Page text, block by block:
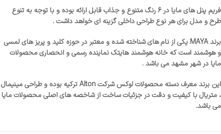
فریم پنل های مایا در 6 رنگ متنوع و جذاب قابل ارائه بوده و با توجه به تنوع
طرح و مدل برای هر نوع طراحی داخلی گزینه ای خواهد داشت .
برند MAYA یکی از نام های شناخته شده و معتبر در حوزه کلید و پریز های لمسی
و هوشمند است که خانه هوشمند هایتک نماینده رسمی و انحصاری محصولات
مایا در شهر مشهد می باشد .
این برند معرف دسته محصولات لوکس شرکت Alton ترکیه بوده و طراحی مینیمال
، متریال با کیفیت و دقت در جزئیات ساخت از شاخصه های اصلی محصولات مایا
می باشد.